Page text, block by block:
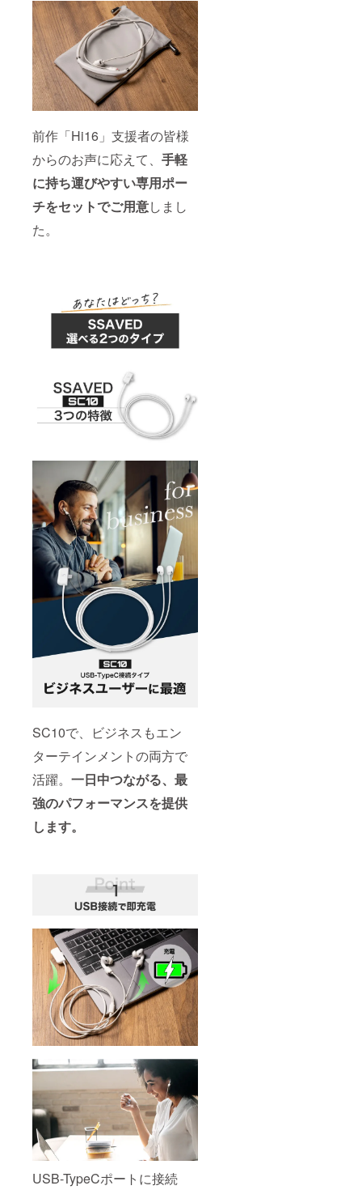
前作「Hi16」支援者の皆様
からのお声に応えて、 手軽
に持ち運びやすい専用ポー
チをセットでご用意しまし
た。
SC10で、ビジネスもエン
ターテインメントの両方で
活躍。 一日中つながる、最
強のパフォーマンスを提供
します。
USB-TypeCポートに接続